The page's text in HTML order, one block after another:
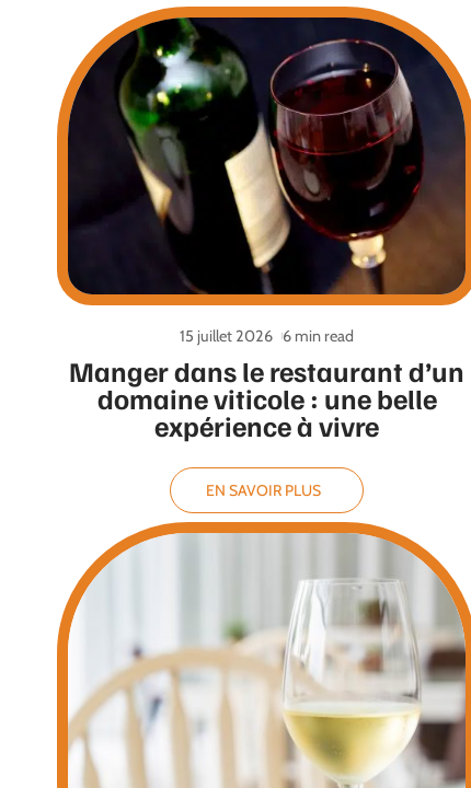
Manger dans le restaurant d’un
domaine viticole : une belle
expérience à vivre
15 juillet 2026 6 min read
EN SAVOIR PLUS